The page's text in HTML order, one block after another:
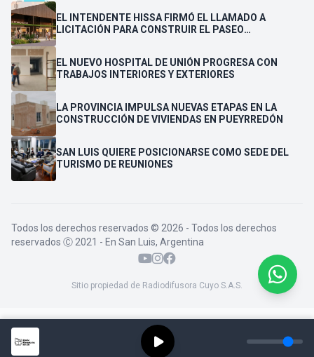
EL INTENDENTE HISSA FIRMÓ EL LLAMADO A
LICITACIÓN PARA CONSTRUIR EL PASEO
EL NUEVO HOSPITAL DE UNIÓN PROGRESA CON
TRABAJOS INTERIORES Y EXTERIORES
LA PROVINCIA IMPULSA NUEVAS ETAPAS EN LA
CONSTRUCCIÓN DE VIVIENDAS EN PUEYRREDÓN
SAN LUIS QUIERE POSICIONARSE COMO SEDE DEL
TURISMO DE REUNIONES
Todos los derechos reservados © 2026 - Todos los derechos
reservados Ⓒ 2021 - En San Luis, Argentina
Sitio propiedad de Radiodifusora Cuyo S.A.S.